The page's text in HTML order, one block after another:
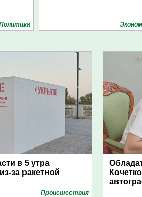
в 5 утра
за ракетной
Проиcшествия